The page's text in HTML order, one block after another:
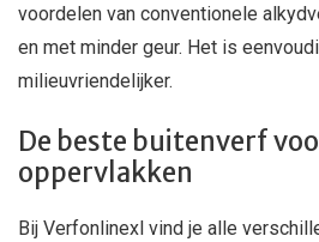
voordelen van conventionele
en met minder geur. Het is
milieuvriendelijker.
De beste buitenverf
oppervlakken
Bij Verfonlinexl vind je alle